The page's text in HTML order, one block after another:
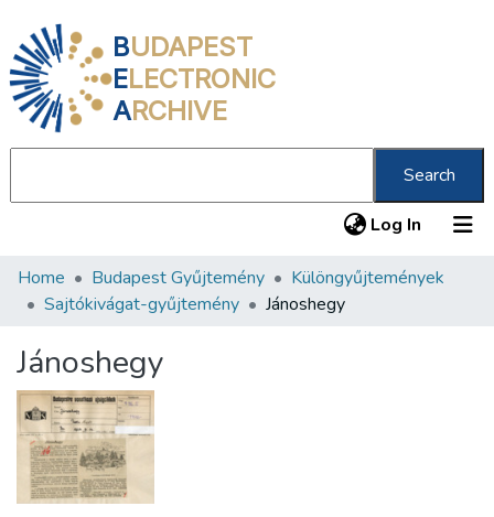
BUDAPEST
ELECTRONIC
ARCHIVE
Search
Log In (current)
Communities & Collections
Statistics
About us
Home Budapest Gyűjtemény
Különgyűjtemények
Sajtókivágat-gyűjtemény
Jánoshegy
Jánoshegy